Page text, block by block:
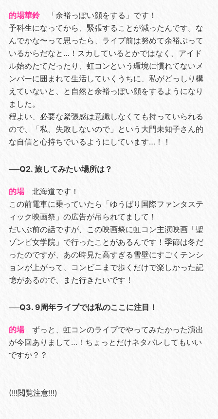
的場華鈴
「余裕っぽい顔をする」です！
予科生になってから、緊張することが減ったんです。な
んでかな〜って思ったら、ライブ前は努めて余裕ぶって
いるからだなと…！スカしているとかではなく、アイド
ル始めたてだったり、虹コンという環境に慣れてないメ
ンバーに囲まれて生活していくうちに、私がどっしり構
えていないと、と自然と余裕っぽい顔をするようになり
ました。
程よい、必要な緊張感は意識しなくても持っていられる
ので、「私、失敗しないので」という大門未知子さん的
な自信と心持ちでいるようにしています…！！
──Q2. 旅してみたい場所は？
的場
北海道です！
この前電車に乗っていたら「ゆうばり国際ファンタステ
ィック映画祭」の広告が吊られてまして！
だいぶ前の話ですが、この映画祭に虹コン主演映画「聖
ゾンビ女学院」で行ったことがあるんです！季節は冬だ
ったのですが、あの時見た高すぎる雪壁にすごくテンシ
ョンが上がって、コンビニまで歩くだけで楽しかった記
憶があるので、また行きたいです！
──Q3. 9周年ライブでは私のここに注目！
的場
ずっと、虹コンのライブでやってみたかった演出
が今回ありまして…！ちょっとだけネタバレしてもいい
ですか？？
(!!!閲覧注意!!!)